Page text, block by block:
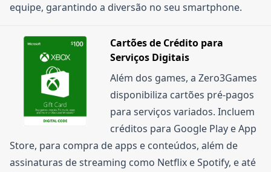
equipe, garantindo a diversão no seu smartphone.
Cartões de Crédito para
Serviços Digitais
Além dos games, a Zero3Games
disponibiliza cartões pré-pagos
para serviços variados. Incluem
créditos para Google Play e App
Store, para compra de apps e conteúdos, além de
assinaturas de streaming como Netflix e Spotify, e até